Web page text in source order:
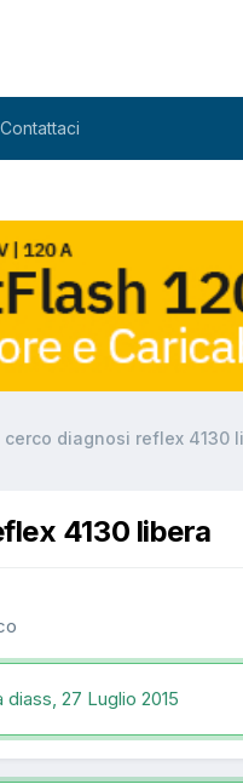
Contattaci
cerco diagnosi reflex 4130
4130 libera
diass, 27 Luglio 2015